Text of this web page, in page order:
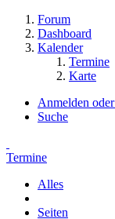
Forum
Dashboard
Kalender
Termine
Karte
Anmelden
Suche
Termine
Alles
Seiten